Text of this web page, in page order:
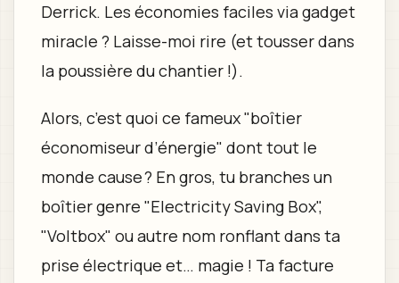
Derrick. Les économies faciles via gadget
miracle ? Laisse-moi rire (et tousser dans
la poussière du chantier !).
Alors, c’est quoi ce fameux "boîtier
économiseur d’énergie" dont tout le
monde cause ? En gros, tu branches un
boîtier genre "Electricity Saving Box",
"Voltbox" ou autre nom ronflant dans ta
prise électrique et… magie ! Ta facture